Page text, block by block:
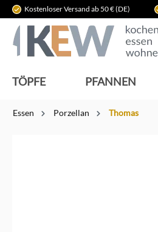
Zur Hauptnavigation springen
Kostenloser Versand ab 50 € (DE)
TÖPFE PFANNEN
Essen Porzellan Thomas